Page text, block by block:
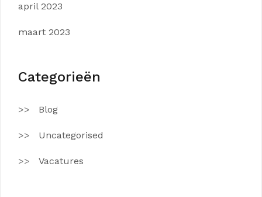
april 2023
maart 2023
Categorieën
Blog
Uncategorised
Vacatures